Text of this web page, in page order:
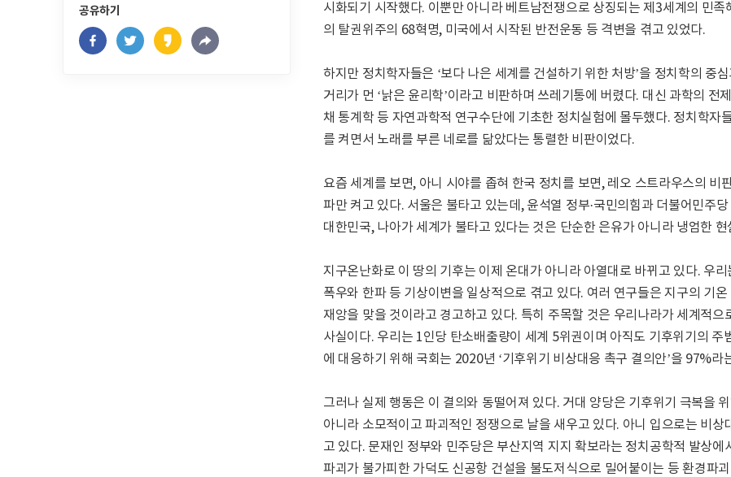
공유하기
시화되기 시작했다. 이뿐만 아니라 베트남전쟁으로 상징되는 제3세계의 민
의 탈권위주의 68혁명, 미국에서 시작된 반전운동 등 격변을 겪고 있었다.
하지만 정치학자들은 ‘보다 나은 세계를 건설하기 위한 처방’을 정치학의 중
거리가 먼 ‘낡은 윤리학’이라고 비판하며 쓰레기통에 버렸다. 대신 과학의 전
채 통계학 등 자연과학적 연구수단에 기초한 정치실험에 몰두했다. 정치학자
를 켜면서 노래를 부른 네로를 닮았다는 통렬한 비판이었다.
요즘 세계를 보면, 아니 시야를 좁혀 한국 정치를 보면, 레오 스트라우스의 비
파만 켜고 있다. 서울은 불타고 있는데, 윤석열 정부·국민의힘과 더불어민주
대한민국, 나아가 세계가 불타고 있다는 것은 단순한 은유가 아니라 냉엄한 현
지구온난화로 이 땅의 기후는 이제 온대가 아니라 아열대로 바뀌고 있다. 우
폭우와 한파 등 기상이변을 일상적으로 겪고 있다. 여러 연구들은 지구의 기
재앙을 맞을 것이라고 경고하고 있다. 특히 주목할 것은 우리나라가 세계적으
사실이다. 우리는 1인당 탄소배출량이 세계 5위권이며 아직도 기후위기의 주
에 대응하기 위해 국회는 2020년 ‘기후위기 비상대응 촉구 결의안’을 97%라
그러나 실제 행동은 이 결의와 동떨어져 있다. 거대 양당은 기후위기 극복을
아니라 소모적이고 파괴적인 정쟁으로 날을 새우고 있다. 아니 입으로는 비
고 있다. 문재인 정부와 민주당은 부산지역 지지 확보라는 정치공학적 발상
파괴가 불가피한 가덕도 신공항 건설을 불도저식으로 밀어붙이는 등 환경파